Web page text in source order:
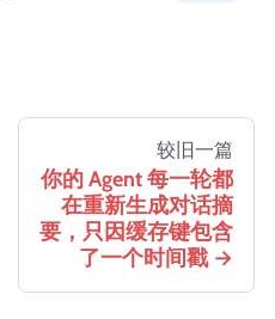
较旧一篇
你的 Agent 每一轮都
在重新生成对话摘
要，只因缓存键包含
了一个时间戳